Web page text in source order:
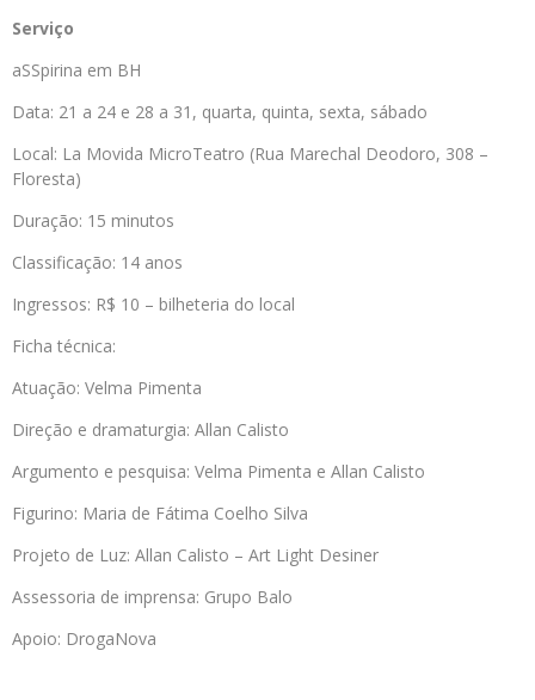
Serviço
aSSpirina em BH
Data: 21 a 24 e 28 a 31, quarta, quinta, sexta, sábado
Local: La Movida MicroTeatro (Rua Marechal Deodoro, 308 –
Floresta)
Duração: 15 minutos
Classificação: 14 anos
Ingressos: R$ 10 – bilheteria do local
Ficha técnica:
Atuação: Velma Pimenta
Direção e dramaturgia: Allan Calisto
Argumento e pesquisa: Velma Pimenta e Allan Calisto
Figurino: Maria de Fátima Coelho Silva
Projeto de Luz: Allan Calisto – Art Light Desiner
Assessoria de imprensa: Grupo Balo
Apoio: DrogaNova